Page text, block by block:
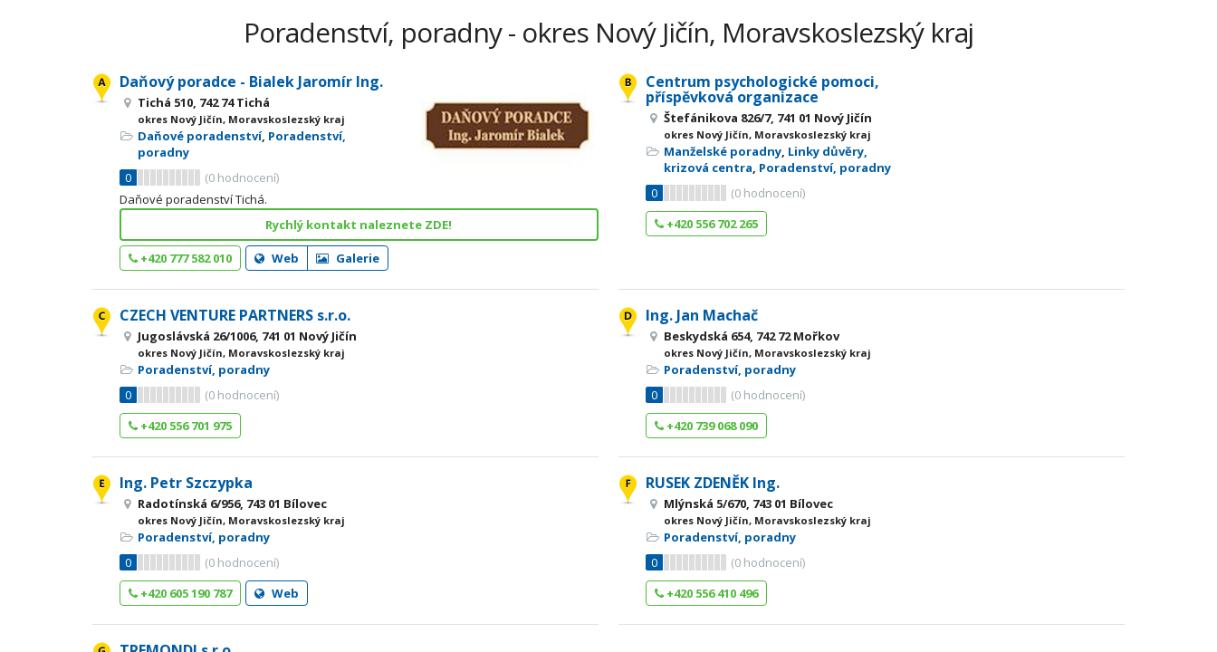
Poradenství, poradny - okres Nový Jičín, Moravskoslezský kraj
Daňový poradce - Bialek Jaromír Ing.
Tichá 510, 742 74 Tichá
okres Nový Jičín, Moravskoslezský kraj
Daňové poradenství, Poradenství,
poradny
0
(0 hodnocení)
Daňové poradenství Tichá.
Rychlý kontakt naleznete ZDE!
+420 777 582 010 Web Galerie
Centrum psychologické pomoci,
příspěvková organizace
Štefánikova 826/7, 741 01 Nový Jičín
okres Nový Jičín, Moravskoslezský kraj
Manželské poradny, Linky důvěry,
krizová centra, Poradenství, poradny
0
(0 hodnocení)
+420 556 702 265
CZECH VENTURE PARTNERS s.r.o.
Jugoslávská 26/1006, 741 01 Nový Jičín
okres Nový Jičín, Moravskoslezský kraj
Poradenství, poradny
0
(0 hodnocení)
+420 556 701 975
Ing. Jan Machač
Beskydská 654, 742 72 Mořkov
okres Nový Jičín, Moravskoslezský kraj
Poradenství, poradny
0
(0 hodnocení)
+420 739 068 090
Ing. Petr Szczypka
Radotínská 6/956, 743 01 Bílovec
okres Nový Jičín, Moravskoslezský kraj
Poradenství, poradny
0
(0 hodnocení)
+420 605 190 787
Web
RUSEK ZDENĚK Ing.
Mlýnská 5/670, 743 01 Bílovec
okres Nový Jičín, Moravskoslezský kraj
Poradenství, poradny
0
(0 hodnocení)
+420 556 410 496